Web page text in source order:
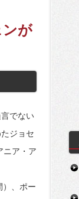
ンが
言でない
ジョセ
ニア・ア
）、ポー